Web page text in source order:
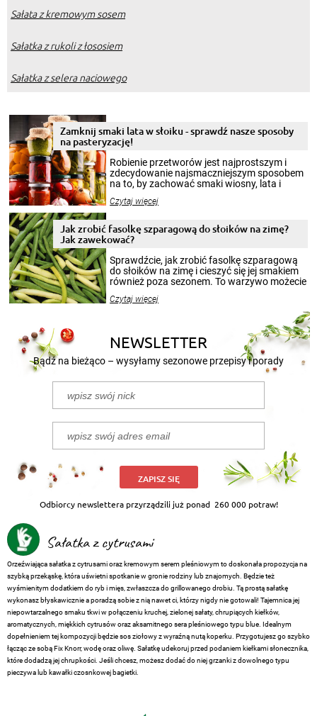
Sałata z kremowym sosem
Sałatka z rukoli z łososiem
Sałatka z selera naciowego
Zamknij smaki lata w słoiku - sprawdź nasze sposoby
na pasteryzację!
Robienie przetworów jest najprostszym i
zdecydowanie najsmaczniejszym sposobem
na to, by zachować smaki wiosny, lata i
krajobrazów, by cieszyć nimi oko w sezonie
pełni poczuć atmosferę cieplejszych
miesięcy. Przygotowanie słoików ze
patenty, które pozwolą zachować świeżość
przetworów.
Czytaj więcej
Jak zrobić fasolkę szparagową do słoików na zimę?
Jak zawekować?
Sprawdźcie, jak zrobić fasolkę szparagową
do słoików na zimę i cieszyć się jej smakiem
również poza sezonem. To warzywo możecie
nasze propozycje!
Czytaj więcej
NEWSLETTER
Bądź na bieżąco – wysyłamy sezonowe przepisy i porady
ZAPISZ SIĘ
Odbiorcy newslettera przyrządzili już ponad 260 000 potraw!
Sałatka z cytrusami
Orzeźwiająca sałatka z cytrusami oraz kremowym serem pleśniowym to doskonała propozycja na
szybką przekąskę, która uświetni spotkanie w gronie rodziny lub znajomych. Będzie też
wyśmienitym dodatkiem do ryb i mięs, zwłaszcza do grillowanego drobiu. Tą prostą sałatkę
wykonasz błyskawicznie a poradzą sobie z nią nawet ci, którzy nigdy nie gotowali! Tajemnica jej
niepowtarzalnego smaku tkwi w połączeniu kruchej, zielonej sałaty, chrupiących kiełków,
aromatycznych, miękkich cytrusów oraz aksamitnego sera pleśniowego typu blue. Idealnym
dopełnieniem tej kompozycji będzie sos ziołowy z wyraźną nutą koperku. Przygotujesz go szybko
łącząc ze sobą Fix Knorr, wodę oraz oliwę. Sałatkę udekoruj przed podaniem kiełkami słonecznika,
które dodadzą jej chrupkości. Jeśli chcesz, możesz dodać do niej grzanki z dowolnego typu
pieczywa lub kawałki czosnkowej bagietki.